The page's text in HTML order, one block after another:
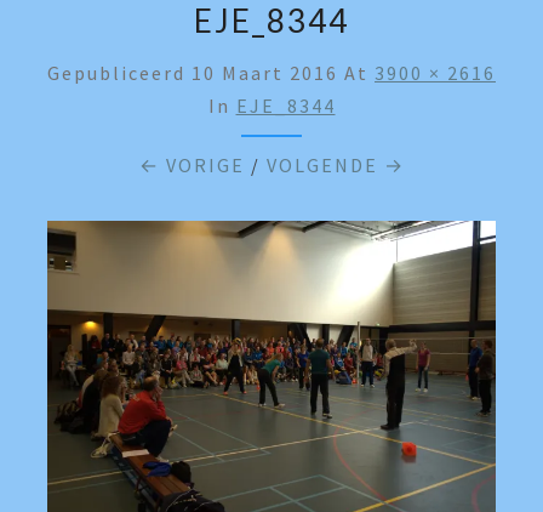
EJE_8344
Gepubliceerd 10 Maart 2016 At 3900 × 2616
In EJE_8344
← VORIGE / VOLGENDE →